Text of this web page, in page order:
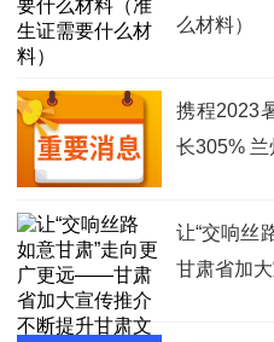
么材料）
携程2023
长305%
让“交响丝
甘肃省加